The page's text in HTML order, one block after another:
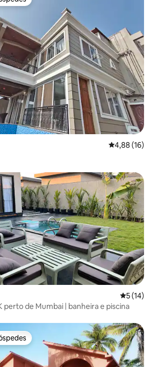
4,88 de uma
4,88 (16)
5 de uma
5 (14)
perto de Mumbai | banheira e piscina